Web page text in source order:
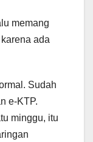
memang
ada
Sudah
e-KTP.
minggu, itu